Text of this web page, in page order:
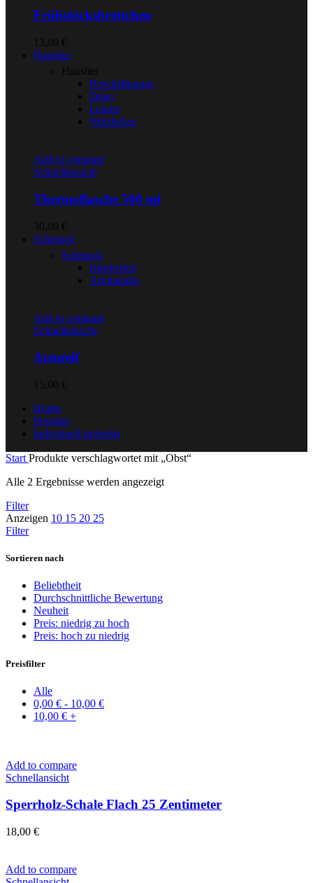
Frühstücksbrettchen
13,00 €
Haustier
Haustier
Beschäftigung
Deko
Leinen
Nützliches
Add to compare
Schnellansicht
Thermoflasche 500 ml
30,00 €
Schmuck
Schmuck
Halsketten
Armbänder
Add to compare
Schnellansicht
Armreif
15,00 €
Home
Projekte
Individuell gefertigt
Start Produkte verschlagwortet mit „Obst“
Alle 2 Ergebnisse werden angezeigtNach
Filter
Anzeigen 10 15 20 25
Filter
Sortieren nach
Beliebtheit
Durchschnittliche Bewertung
Neuheit
Preis: niedrig zu hoch
Preis: hoch zu niedrig
Preisfilter
Alle
0,00 € - 10,00 €
10,00 € +
Add to compare
Schnellansicht
Sperrholz-Schale Flach 25 Zentimeter
18,00 €
Add to compare